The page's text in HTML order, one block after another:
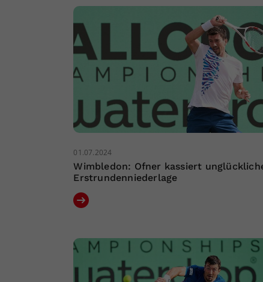
01.07.2024
Wimbledon: Ofner kassiert
Erstrundenniederlage